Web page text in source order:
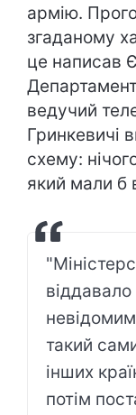
армію.
згаданому
це написав
ведучий
Гринкевичі
схему:
який мали б
такий
інших
потім